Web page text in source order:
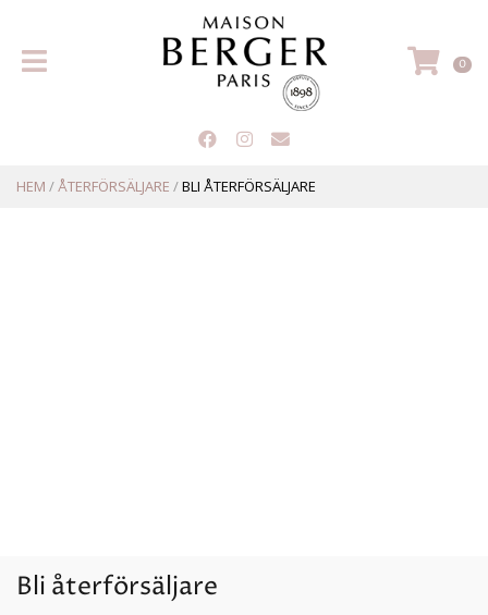
Hem 0
HEM /ÅTERFÖRSÄLJARE /BLI ÅTERFÖRSÄLJARE
Bli återförsäljare